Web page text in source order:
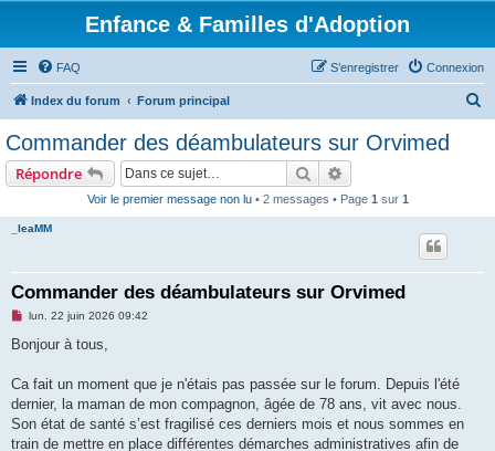
Enfance & Familles d'Adoption
FAQ Connexion
S’enregistrer
Index du forum Forum principal
Commander des déambulateurs sur Orvimed
Répondre Rechercher
Voir le premier message non lu• 2 messages • Page 1 sur 1
_leaMM
Commander des déambulateurs sur Orvimed
M
s
g
n
o
l
lun. 22 juin 2026 09:42
Bonjour à tous,
Ca fait un moment que je n'étais pas passée sur le forum. Depuis l'été
dernier, la maman de mon compagnon, âgée de 78 ans, vit avec nous.
Son état de santé s’est fragilisé ces derniers mois et nous sommes en
train de mettre en place différentes démarches administratives afin de